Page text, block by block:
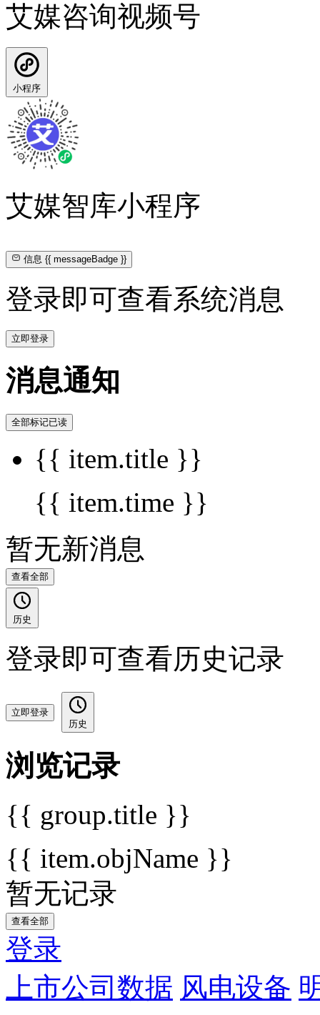
艾媒咨询视频号
小程序
艾媒智库小程序
信息{{ messageBadge }}
登录即可查看系统消息
立即登录
消息通知
全部标记已读
{{ item.title }}
{{ item.time }}
暂无新消息
查看全部
历史
登录即可查看历史记录
立即登录
历史
浏览记录
{{ group.title }}
{{ item.objName }}
暂无记录
查看全部
登录
上市公司数据 风电设备